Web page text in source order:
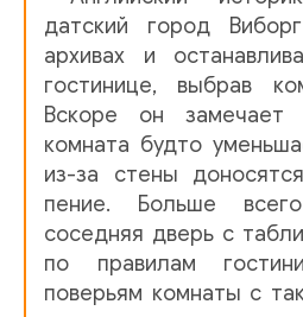
датский город
архивах и
гостинице, выбрав
Вскоре он замечает
комната будто
из-за стены
пение. Больше
соседняя дверь с
по правилам
поверьям комнаты с